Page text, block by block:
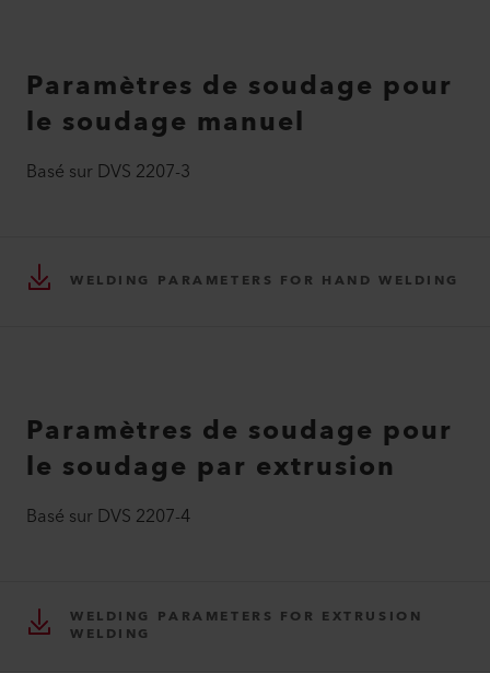
Paramètres de soudage pour
le soudage manuel
Basé sur DVS 2207-3
WELDING PARAMETERS FOR HAND WELDING
Paramètres de soudage pour
le soudage par extrusion
Basé sur DVS 2207-4
WELDING PARAMETERS FOR EXTRUSION
WELDING